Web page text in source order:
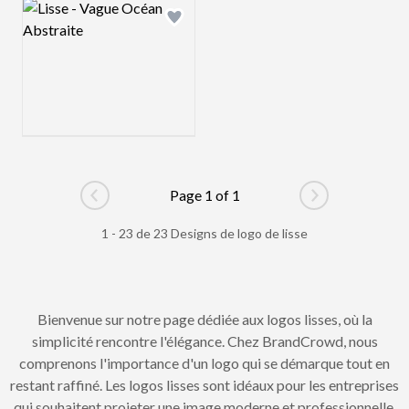
Add logo to shortlist
Logo preview image
Go to previous page
Page 1 of 1
Go to next
1 - 23 de 23 Designs de logo de lisse
Bienvenue sur notre page dédiée aux logos lisses, où la
simplicité rencontre l'élégance. Chez BrandCrowd, nous
comprenons l'importance d'un logo qui se démarque tout en
restant raffiné. Les logos lisses sont idéaux pour les entreprises